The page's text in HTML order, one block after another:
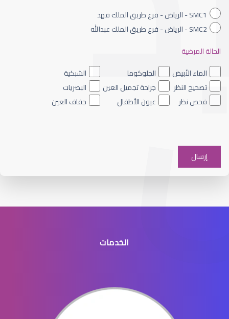
الماء الأزرق داخل العين
الماء الأزرق في العيون
SMC1 - الرياض - فرع طريق الملك فهد
SMC2 - الرياض - فرع طريق الملك عبدالله
الحالة المرضية
الماء الأبيض
الجلوكوما
الشبكية
تصحيح النظر
جراحة تجميل العين
البصريات
فحص نظر
عيون الأطفال جفاف العين
الخدمات